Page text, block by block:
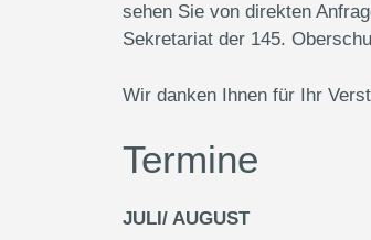
sehen Sie von direkten
Sekretariat der 145.
Wir danken Ihnen für Ihr
Termine
JULI/ AUGUST